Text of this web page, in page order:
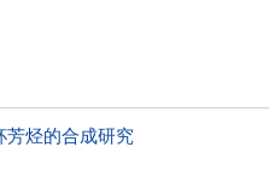
芳烃的合成研究